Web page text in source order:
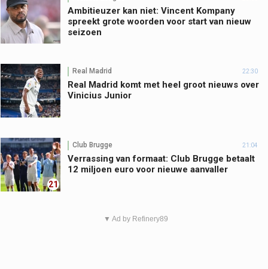
Ambitieuzer kan niet: Vincent Kompany
spreekt grote woorden voor start van nieuw
seizoen
Real Madrid 22:30
Real Madrid komt met heel groot nieuws over
Vinicius Junior
21
Club Brugge 21:04
Verrassing van formaat: Club Brugge betaalt
12 miljoen euro voor nieuwe aanvaller
▼ Ad by Refinery89